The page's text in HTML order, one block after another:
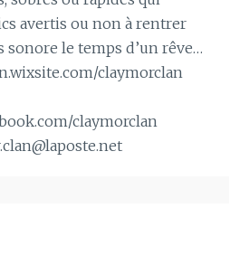
avertis ou non à rentrer
sonore le temps d’un rêve…
claymorclan
claymorclan